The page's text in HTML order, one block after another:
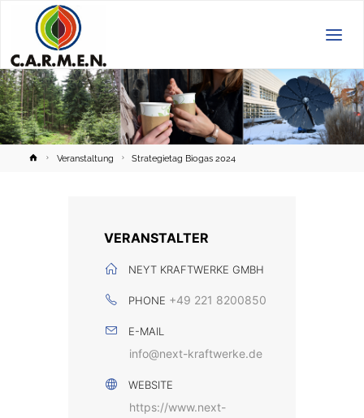
HomeVeranstaltung Strategietag Biogas 2024
VERANSTALTER
NEYT KRAFTWERKE GMBH
PHONE +49 221 8200850
E-MAIL
info@next-kraftwerke.de
WEBSITE
https://www.next-